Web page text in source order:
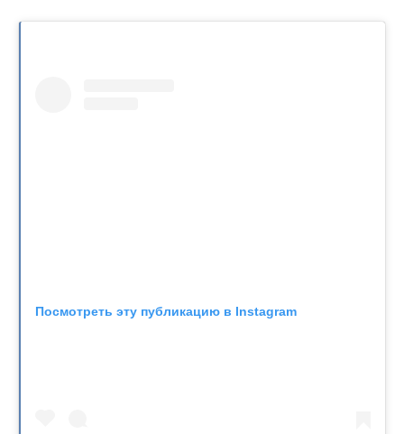
Посмотреть эту публикацию в Instagram